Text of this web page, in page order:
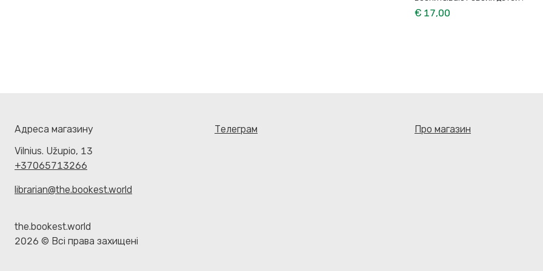
€ 17,00
Адреса магазину
Vilnius. Užupio, 13
+37065713266
librarian@the.bookest.world
Телеграм Про магазин
the.bookest.world
2026 © Всі права захищені